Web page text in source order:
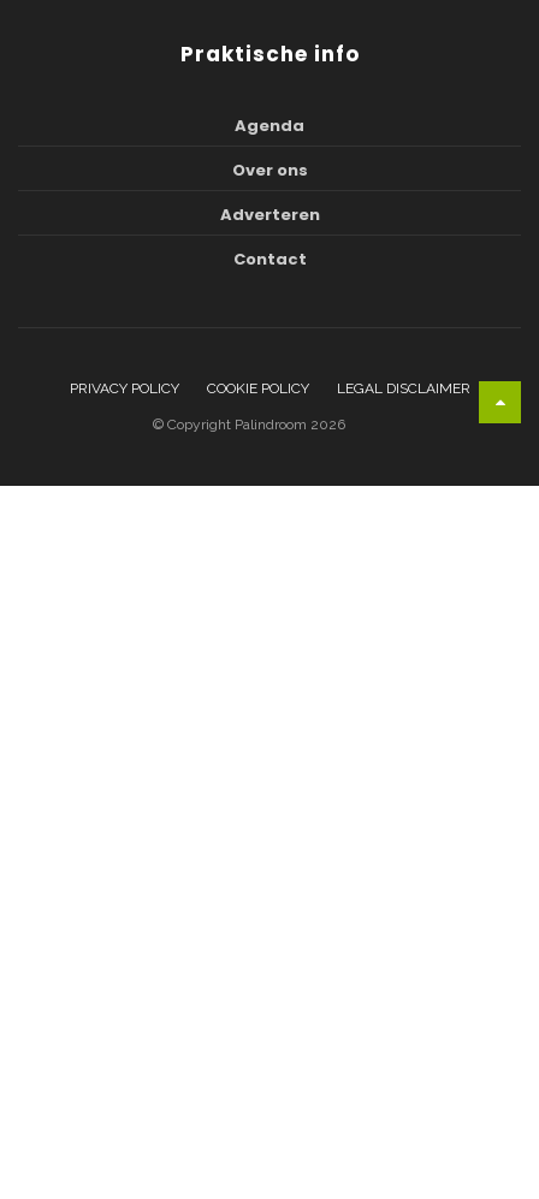
Praktische info
Agenda
Over ons
Adverteren
Contact
PRIVACY POLICY COOKIE POLICY LEGAL DISCLAIMER
© Copyright Palindroom 2026